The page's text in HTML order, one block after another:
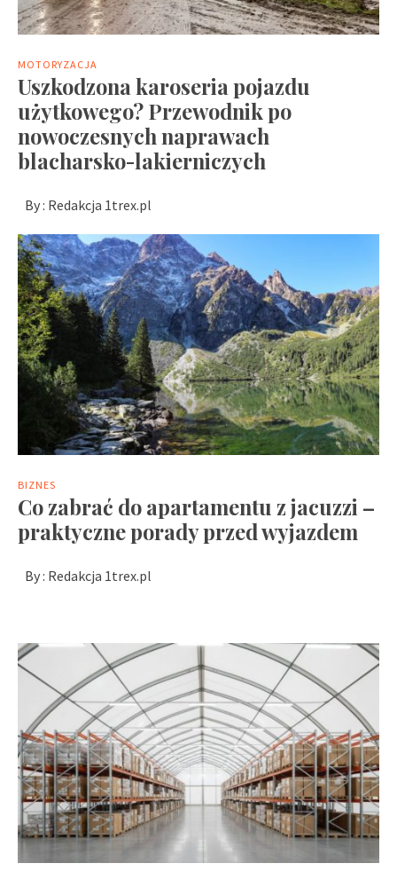
MOTORYZACJA
Uszkodzona karoseria pojazdu
użytkowego? Przewodnik po
nowoczesnych naprawach
blacharsko-lakierniczych
By : Redakcja 1trex.pl
BIZNES
Co zabrać do apartamentu z jacuzzi –
praktyczne porady przed wyjazdem
By : Redakcja 1trex.pl